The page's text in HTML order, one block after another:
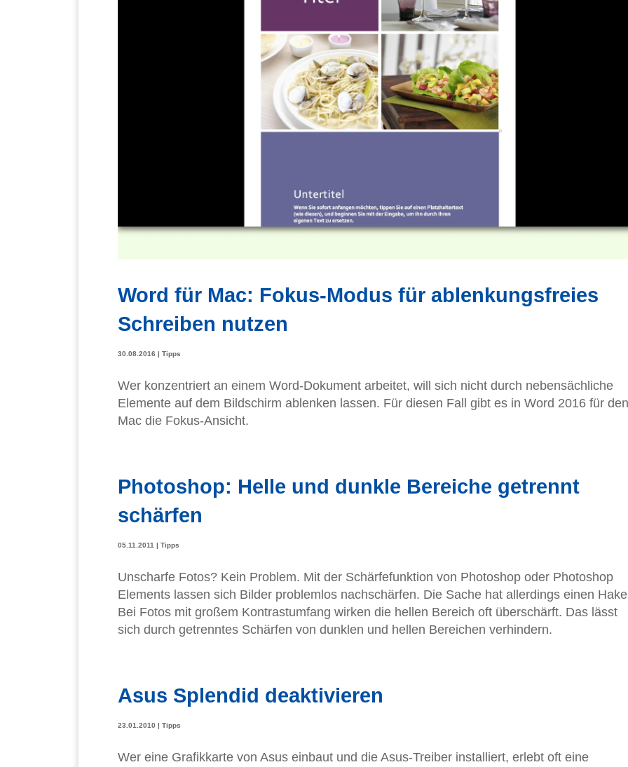
Word für Mac: Fokus-Modus für ablenkungsfreies
Schreiben nutzen
30.08.2016 | Tipps
Wer konzentriert an einem Word-Dokument arbeitet, will sich nicht durch nebensächliche
Elemente auf dem Bildschirm ablenken lassen. Für diesen Fall gibt es in Word 2016 für den
Mac die Fokus-Ansicht.
Photoshop: Helle und dunkle Bereiche getrennt
schärfen
05.11.2011 | Tipps
Unscharfe Fotos? Kein Problem. Mit der Schärfefunktion von Photoshop oder Photoshop
Elements lassen sich Bilder problemlos nachschärfen. Die Sache hat allerdings einen
Bei Fotos mit großem Kontrastumfang wirken die hellen Bereich oft überschärft. Das lässt
sich durch getrenntes Schärfen von dunklen und hellen Bereichen verhindern.
Asus Splendid deaktivieren
23.01.2010 | Tipps
Wer eine Grafikkarte von Asus einbaut und die Asus-Treiber installiert, erlebt oft eine